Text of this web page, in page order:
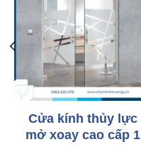
Cửa kính thủy lực
mở xoay cao cấp 1